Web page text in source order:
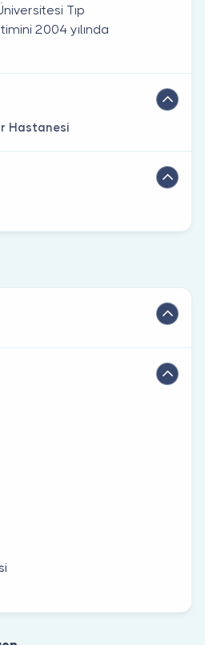
Tıp
2004 yılında
Hastanesi